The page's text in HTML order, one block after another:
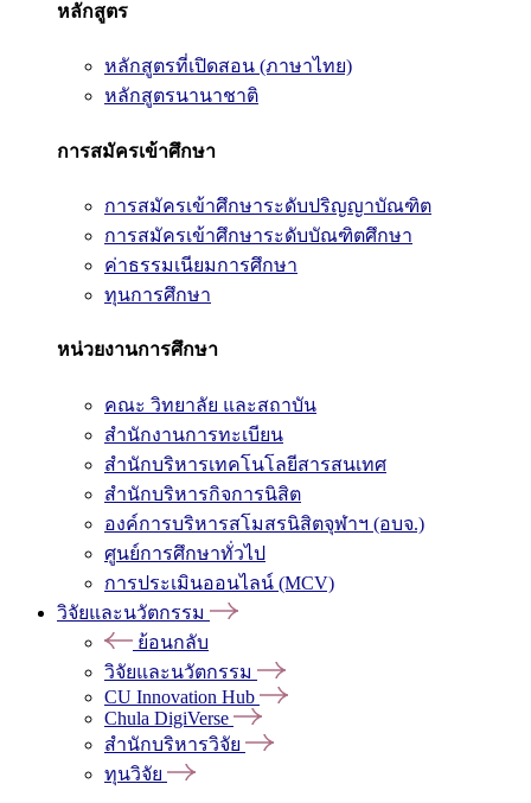
หลักสูตร
หลักสูตรที่เปิดสอน (ภาษาไทย)
หลักสูตรนานาชาติ
การสมัครเข้าศึกษา
การสมัครเข้าศึกษาระดับปริญญาบัณฑิต
การสมัครเข้าศึกษาระดับบัณฑิตศึกษา
ค่าธรรมเนียมการศึกษา
ทุนการศึกษา
หน่วยงานการศึกษา
คณะ วิทยาลัย และสถาบัน
สำนักงานการทะเบียน
สำนักบริหารเทคโนโลยีสารสนเทศ
สำนักบริหารกิจการนิสิต
องค์การบริหารสโมสรนิสิตจุฬาฯ (อบจ.)
ศูนย์การศึกษาทั่วไป
การประเมินออนไลน์ (MCV)
วิจัยและนวัตกรรม
ย้อนกลับ
วิจัยและนวัตกรรม
CU Innovation Hub
Chula DigiVerse
สำนักบริหารวิจัย
ทุนวิจัย